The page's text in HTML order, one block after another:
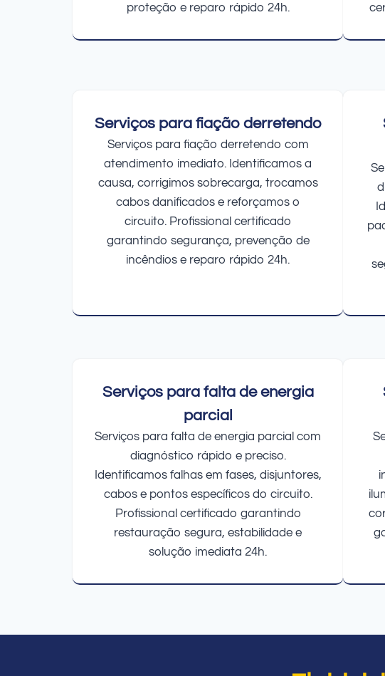
proteção e reparo rápido 24h.
Serviços para fiação derretendo
Serviços para fiação derretendo com
atendimento imediato. Identificamos a
causa, corrigimos sobrecarga, trocamos
cabos danificados e reforçamos o
circuito. Profissional certificado
garantindo segurança, prevenção de
incêndios e reparo rápido 24h.
Serviços para falta de energia
parcial
Serviços para falta de energia parcial com
diagnóstico rápido e preciso.
Identificamos falhas em fases, disjuntores,
cabos e pontos específicos do circuito.
Profissional certificado garantindo
restauração segura, estabilidade e
solução imediata 24h.